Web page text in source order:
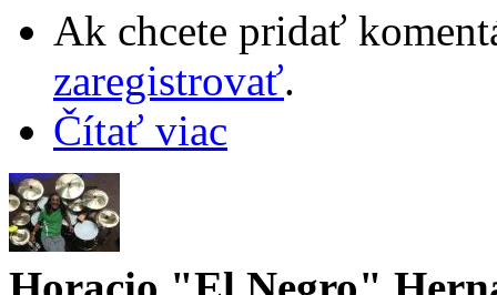
Ak chcete pridať
zaregistrovať.
Čítať viac